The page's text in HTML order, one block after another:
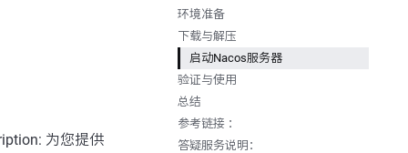
为您提供
环境准备
下载与解压
启动Nacos服务器
验证与使用
总结
参考链接 ：
答疑服务说明：